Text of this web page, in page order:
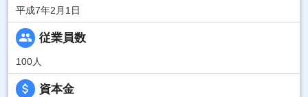
平成7年2月1日
people 従業員数
100人
attach_money 資本金